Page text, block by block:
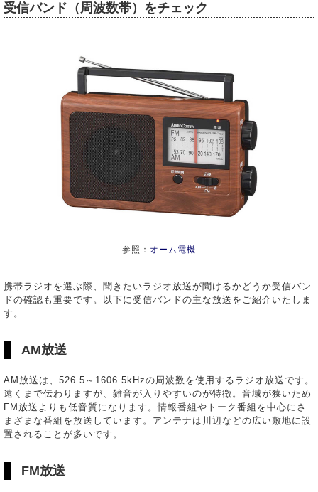
受信バンド（周波数帯）をチェック
参照： オーム電機
携帯ラジオを選ぶ際、聞きたいラジオ放送が聞けるかどうか受信バン
ドの確認も重要です。以下に受信バンドの主な放送をご紹介いたしま
す。
AM放送
AM放送は、526.5～1606.5kHzの周波数を使用するラジオ放送です。
遠くまで伝わりますが、雑音が入りやすいのが特徴。音域が狭いため
FM放送よりも低音質になります。情報番組やトーク番組を中心にさ
まざまな番組を放送しています。アンテナは川辺などの広い敷地に設
置されることが多いです。
FM放送